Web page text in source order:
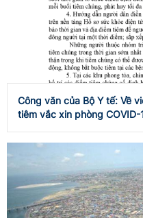
Công văn của Bộ Y tế: Về
tiêm vắc xin phòng COVID-